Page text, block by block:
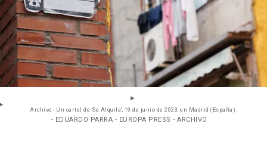
Archivo - Un cartel de 'Se Alquila', 19 de junio de 2023, en Madrid (España).
- EDUARDO PARRA - EUROPA PRESS - ARCHIVO